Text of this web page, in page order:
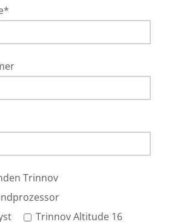
Trinnov
Trinnov Altitude 16